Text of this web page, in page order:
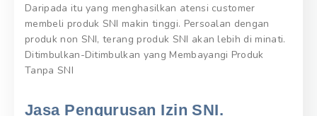
Daripada itu yang menghasilkan atensi customer
membeli produk SNI makin tinggi. Persoalan dengan
produk non SNI, terang produk SNI akan lebih di minati.
Ditimbulkan-Ditimbulkan yang Membayangi Produk
Tanpa SNI
Jasa Pengurusan Izin SNI.